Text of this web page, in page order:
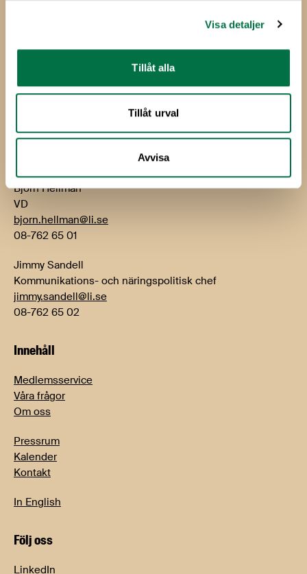
Visa detaljer
Tillåt alla
Tillåt urval
Avvisa
114 85 Stockholm
Björn Hellman
VD
bjorn.hellman@li.se
08-762 65 01
Jimmy Sandell
Kommunikations- och näringspolitisk chef
jimmy.sandell@li.se
08-762 65 02
Innehåll
Medlemsservice
Våra frågor
Om oss
Pressrum
Kalender
Kontakt
In English
Följ oss
LinkedIn